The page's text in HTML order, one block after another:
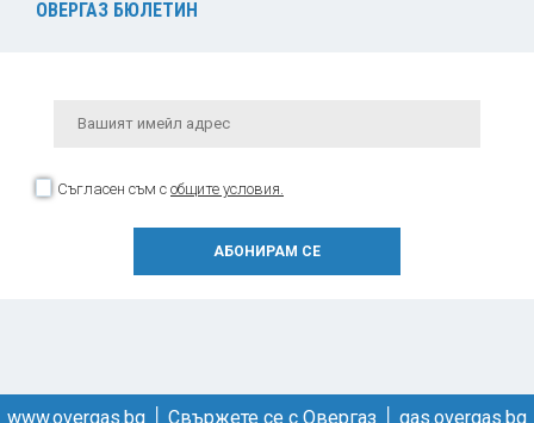
ОВЕРГАЗ БЮЛЕТИН
Съгласен съм с общите условия.
www.overgas.bg Свържете се с Овергаз gas.overgas.bg